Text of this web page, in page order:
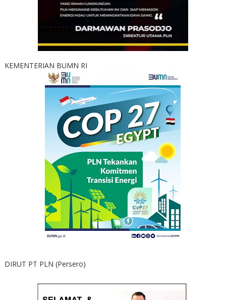
KEMENTERIAN BUMN RI
DIRUT PT PLN (Persero)